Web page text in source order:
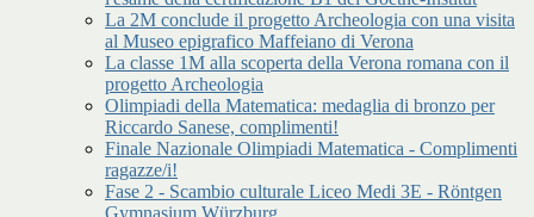
La 2M conclude il progetto Archeologia con una visita
al Museo epigrafico Maffeiano di Verona
La classe 1M alla scoperta della Verona romana con il
progetto Archeologia
Olimpiadi della Matematica: medaglia di bronzo per
Riccardo Sanese, complimenti!
Finale Nazionale Olimpiadi Matematica - Complimenti
ragazze/i!
Fase 2 - Scambio culturale Liceo Medi 3E - Röntgen